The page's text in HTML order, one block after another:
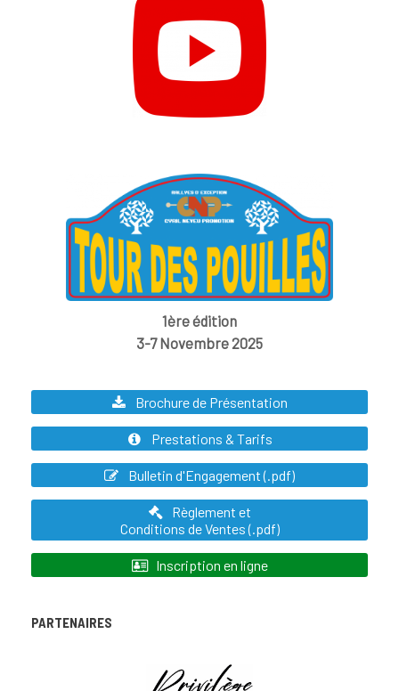
1ère édition
3-7 Novembre 2025
Brochure de Présentation
Prestations & Tarifs
Bulletin d'Engagement (.pdf)
Règlement et
Conditions de Ventes (.pdf)
Inscription en ligne
PARTENAIRES